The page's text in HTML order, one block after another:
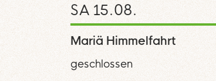
SA 15.08.
Mariä Himmelfahrt
geschlossen